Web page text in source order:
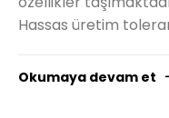
Hassas üretim
Okumaya devam et